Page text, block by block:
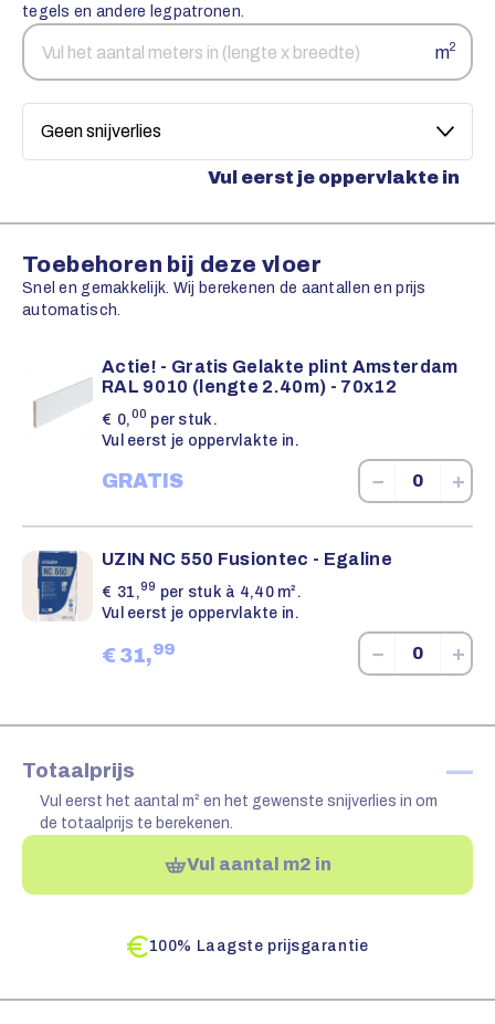
tegels en andere legpatronen.
Aantal
vierkante
m2
Snijverlies
Vul eerst je oppervlakte in
Toebehoren bij deze vloer
Snel en gemakkelijk. Wij berekenen de aantallen en prijs
automatisch.
Actie! - Gratis Gelakte plint Amsterdam
RAL 9010 (lengte 2.40m) - 70x12
€ 0,00 per stuk.
Vul eerst je oppervlakte in.
GRATIS − +
UZIN NC 550 Fusiontec - Egaline
€ 31,99 per stuk à 4,40 m².
Vul eerst je oppervlakte in.
€ 31,99 − +
Totaalprijs —
Vul eerst het aantal m² en het gewenste snijverlies in om
de totaalprijs te berekenen.
Vul aantal m2 in
100% Laagste prijsgarantie